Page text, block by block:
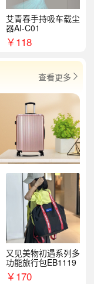
艾青春手持吸车载尘
器AI-C01
￥118
查看更多 
又见美物初遇系列多
功能旅行包EB1119
￥170